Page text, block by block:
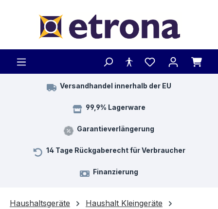
Versandhandel innerhalb der EU
99,9% Lagerware
Garantieverlängerung
14 Tage Rückgaberecht für Verbraucher
Finanzierung
Haushaltsgeräte
Haushalt Kleingeräte